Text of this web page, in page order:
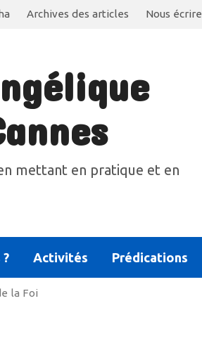
Archives des articles Nous écrire
mettant en pratique et en
Activités Prédications
la Foi